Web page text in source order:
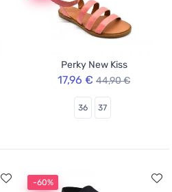
Perky New Kiss
17,96 € 44,90 €
36 37
-60%